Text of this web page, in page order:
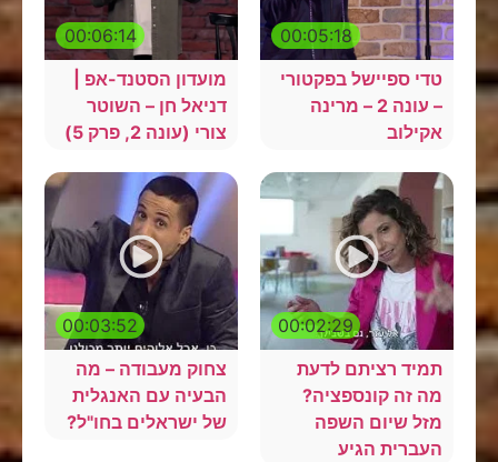
00:05:18
טדי ספיישל בפקטורי
– עונה 2 – מרינה
אקילוב
00:06:14
מועדון הסטנד-אפ |
דניאל חן – השוטר
צורי (עונה 2, פרק 5)
00:02:29
תמיד רציתם לדעת
מה זה קונספציה?
מזל שיום השפה
העברית הגיע
00:03:52
צחוק מעבודה – מה
הבעיה עם האנגלית
של ישראלים בחו"ל?